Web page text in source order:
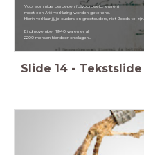
Voor sommige beroepen (bijvoorbeeld: leraren)
moet een Ariërverklaring worden getekend.
Hierin verklaar jij, je ouders en grootouders, niet Joods te zijn.
Eind november 1940 waren er al
2200 mensen hierdoor ontslagen...
Slide 14 - Tekstslide